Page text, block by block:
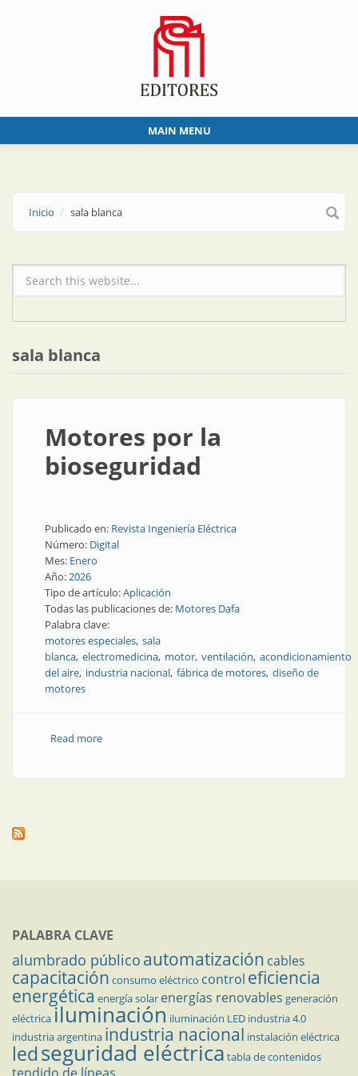
MAIN MENU
Inicio sala blanca
Formulario de búsqueda
sala blanca
Motores por la
bioseguridad
Publicado en: Revista Ingeniería Eléctrica
Número: Digital
Mes: Enero
Año:2026
Tipo de artículo:Aplicación
Todas las publicaciones de: Motores Dafa
Palabra clave:
motores especiales sala
blanca electromedicina motor ventilación acondicionamiento
del aire industria nacional fábrica de motores diseño de
motores
Read moreabout Motores por la bioseguridad
PALABRA CLAVE
alumbrado público automatización cables
capacitación consumo eléctrico control eficiencia
energética energía solar energías renovables generación
eléctricailuminación iluminación LED industria 4.0
industria argentina industria nacional instalación eléctrica
ledseguridad eléctrica tabla de contenidos